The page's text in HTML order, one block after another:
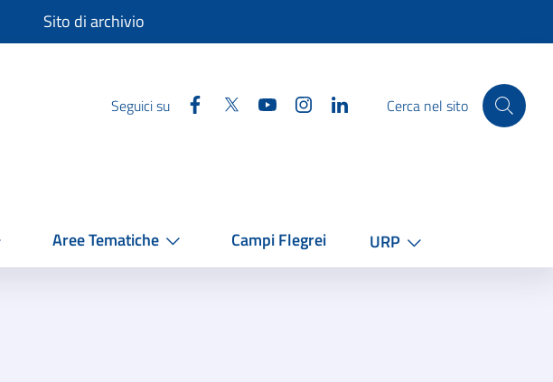
Sito di archivio
Seguici su Facebook
Twitter YouTube InstagramLinkedinCerca nel sito
Aree Tematiche Campi Flegrei URP